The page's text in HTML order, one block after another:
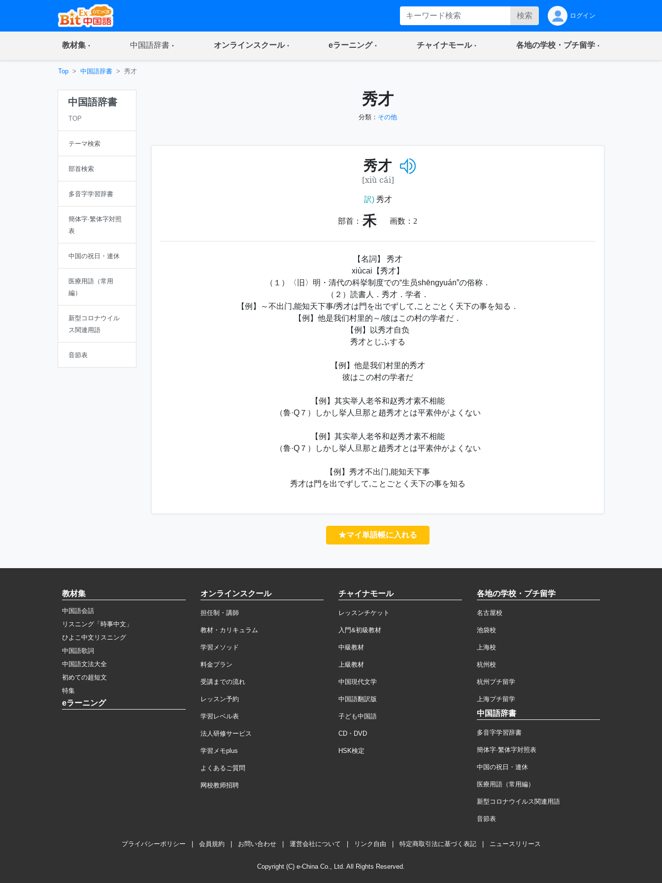
検索 ログイン
教材集(current) 中国語辞書(current) オンラインスクール(current) eラーニング(current) チャイナモール(current) 各地の学校・プチ留学(current)
Top 中国語辞書 秀才
中国語辞書
TOP
テーマ検索
部首検索
多音字学習辞書
簡体字·繁体字対照
表
中国の祝日・連休
医療用語（常用
編）
新型コロナウイル
ス関連用語
音節表
秀才
分類： その他
秀才
[xiù cái]
訳)秀才
部首： 禾 画数： 2
【名詞】 秀才
xiùcai【秀才】
（１）〈旧〉明・清代の科挙制度での“生员shēngyuán”の俗称．
（２）読書人．秀才．学者．
【例】～不出门,能知天下事/秀才は門を出でずして,ことごとく天下の事を知る．
【例】他是我们村里的～/彼はこの村の学者だ．
【例】以秀才自负
秀才とじふする
【例】他是我们村里的秀才
彼はこの村の学者だ
【例】其实举人老爷和赵秀才素不相能
（鲁·Q７）しかし挙人旦那と趙秀才とは平素仲がよくない
【例】其实举人老爷和赵秀才素不相能
（鲁·Q７）しかし挙人旦那と趙秀才とは平素仲がよくない
【例】秀才不出门,能知天下事
秀才は門を出でずして,ことごとく天下の事を知る
★マイ単語帳に入れる
教材集
中国語会話
リスニング「時事中文」
ひよこ中文リスニング
中国語歌詞
中国語文法大全
初めての超短文
特集
eラーニング
オンラインスクール
担任制・講師
教材・カリキュラム
学習メソッド
料金プラン
受講までの流れ
レッスン予約
学習レベル表
法人研修サービス
学習メモplus
よくあるご質問
网校教师招聘
チャイナモール
レッスンチケット
入門&初級教材
中級教材
上級教材
中国現代文学
中国語翻訳版
子ども中国語
CD・DVD
HSK検定
各地の学校・プチ留学
名古屋校
池袋校
上海校
杭州校
杭州プチ留学
上海プチ留学
中国語辞書
多音字学習辞書
簡体字·繁体字対照表
中国の祝日・連休
医療用語（常用編）
新型コロナウイルス関連用語
音節表
プライバシーポリシー 会員規約 お問い合わせ 運営会社について リンク自由 特定商取引法に基づく表記 ニュースリリース
Copyright (C) e-China Co., Ltd. All Rights Reserved.